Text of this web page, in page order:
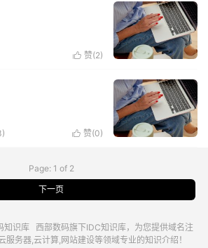
 赞(2)
 赞(0)
Page: 1 of 2
下一页
知识库 西部数码旗下IDC知识库，为您提供域名注
服务器,云计算,网站建设等领域专业的知识介绍！